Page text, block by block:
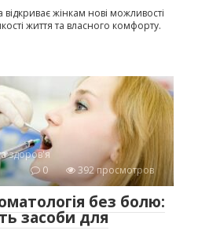
жінкам нові можливості
життя та власного комфорту.
здоров'я
0
392 просмотров
без болю:
засоби для